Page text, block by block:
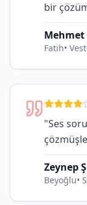
bir
Fatih•
"Ses
Zeynep
Beyoğlu•